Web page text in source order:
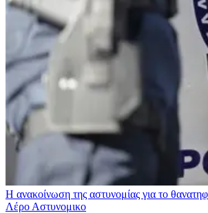
Η ανακοίνωση της αστυνομίας για το
Λέρο Αστυνομικο